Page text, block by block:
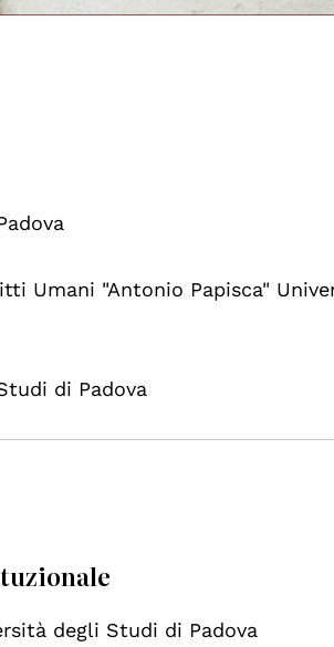
Umani "Antonio Papisca"
di Padova
degli Studi di Padova